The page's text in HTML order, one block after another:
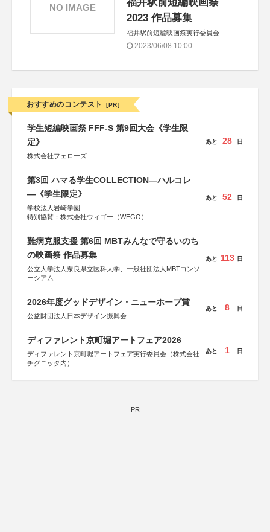
2023 作品募集
福井駅前短編映画祭実行委員会
2023/06/08 10:00
NO IMAGE
おすすめのコンテスト [PR]
学生短編映画祭 FFF-S 第9回大会《学生限
定》
株式会社フェローズ
あと 28 日
第3回 ハマる学生COLLECTION―ハルコレ
―《学生限定》
学校法人岩崎学園
特別協賛：株式会社ウィゴー（WEGO）
あと 52 日
難病克服支援 第6回 MBTみんなで守るいのち
の映画祭 作品募集
公立大学法人奈良県立医科大学、一般社団法人MBTコンソ
ーシアム
協力：読売新聞社
後援：厚生労働省
文部科学省
関西経済連合会
「“よい仕事おこし”フェア」実行委員会
関西文化学術研究都市推進機構
東京難病団体連絡協議会
あと 113 日
2026年度グッドデザイン・ニューホープ賞
公益財団法人日本デザイン振興会
あと 8 日
ディファレント京町堀アートフェア2026
ディファレント京町堀アートフェア実行委員会（株式会社
チグニッタ内）
あと 1 日
PR